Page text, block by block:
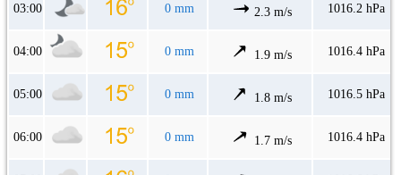
03:00 0 mm 2.3 m/s 1016.2 hPa
04:00 0 mm 1.9 m/s 1016.4 hPa
05:00 0 mm 1.8 m/s 1016.5 hPa
06:00 0 mm 1.7 m/s 1016.4 hPa